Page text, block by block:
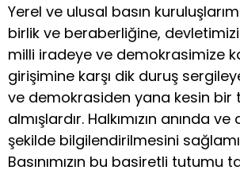
Yerel ve ulusal basın
birlik ve beraberliğine,
milli iradeye ve demokrasimize
girişimine karşı dik duruş
ve demokrasiden yana kesin bir
almışlardır. Halkımızın anında
şekilde bilgilendirilmesini
Basınımızın bu basiretli tutumu